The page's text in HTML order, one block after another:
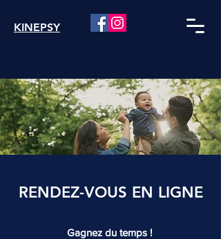
KINEPSY
RENDEZ-VOUS EN LIGNE
Gagnez du temps !